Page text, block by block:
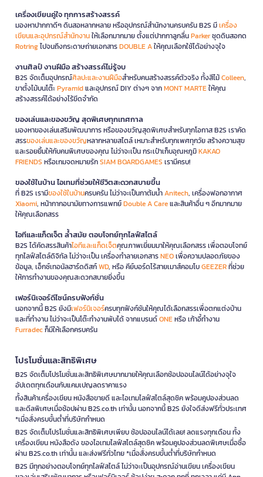
เครื่องเขียนคู่ใจ ทุกการสร้างสรรค์
มองหาปากกาดีๆ ดินสอหลากหลาย หรืออุปกรณ์สำนักงานครบครัน B2S มีเครื่อง
เขียนและอุปกรณ์สำนักงานให้เลือกมากมาย ตั้งแต่ปากกาลูกลื่นParkerชุดดินสอกด
Rotringไปจนถึงกระดาษถ่ายเอกสารDOUBLE Aให้คุณเลือกใช้ได้อย่างจุใจ
งานศิลป์ งานฝีมือ สร้างสรรค์ไม่รู้จบ
B2S จัดเต็มอุปกรณ์ศิลปะและงานฝีมือสำหรับคนสร้างสรรค์ตัวจริง ทั้งสีไม้Colleen,
ขาตั้งไม้บนโต๊ะPyramidและอุปกรณ์ DIY ต่างๆ จากMONT MARTEให้คุณ
สร้างสรรค์ได้อย่างไร้ขีดจำกัด
ของเล่นและของขวัญ สุดพิเศษทุกเทศกาล
มองหาของเล่นเสริมพัฒนาการ หรือของขวัญสุดพิเศษสำหรับทุกโอกาส B2S เราคัด
สรรของเล่นและของขวัญหลากหลายสไตล์ เหมาะสำหรับทุกเพศทุกวัย สร้างความสุข
และรอยยิ้มให้กับคนพิเศษของคุณ ไม่ว่าจะเป็น กระเป๋าเก็บอุณหภูมิKAKAO
FRIENDS หรือเกมจดหมายรักSIAM BOARDGAMES เรามีครบ!
ของใช้ในบ้าน ไอเทมที่ช่วยให้ชีวิตสะดวกสบายขึ้น
ที่ B2S เรามีของใช้ในบ้านครบครัน ไม่ว่าจะเป็นกาต้มน้ำAnitech, เครื่องฟอกอากาศ
Xiaomi, หน้ากากอนามัยทางการแพทย์Double A Careและสินค้าอื่น ๆ อีกมากมาย
ให้คุณเลือกสรร
ไอทีและแก็ดเจ็ต ล้ำสมัย ตอบโจทย์ทุกไลฟ์สไตล์
B2S ได้คัดสรรสินค้าไอทีและแก็ดเจ็ตคุณภาพเยี่ยมมาให้คุณเลือกสรร เพื่อตอบโจทย์
ทุกไลฟ์สไตล์ดิจิทัล ไม่ว่าจะเป็น เครื่องทำลายเอกสารNEOเพื่อความปลอดภัยของ
ข้อมูล, เอ็กซ์เทอนัลฮาร์ดดิสก์WD, หรือ คีย์บอร์ดไร้สายเมาส์คอมโบGEEZERที่ช่วย
ให้การทำงานของคุณสะดวกสบายยิ่งขึ้น
เฟอร์นิเจอร์ดีไซน์ครบฟังก์ชั่น
นอกจากนี้ B2S ยังมีเฟอร์นิเจอร์ครบทุกฟังก์ชันให้คุณได้เลือกสรรเพื่อตกแต่งบ้าน
และที่ทำงาน ไม่ว่าจะเป็นโต๊ะทำงานพับได้ จากแบรนด์ONEหรือ เก้าอี้ทำงาน
Furradecก็มีให้เลือกครบครัน
โปรโมชั่นและสิทธิพิเศษ
B2S จัดเต็มโปรโมชั่นและสิทธิพิเศษมากมายให้คุณเลือกช้อปออนไลน์ได้อย่างจุใจ
อัปเดตทุกเดือนกับแคมเปญลดราคาแรง
ทั้งสินค้าเครื่องเขียน หนังสือขายดี และไอเทมไลฟ์สไตล์สุดชิค พร้อมคูปองส่วนลด
และดีลพิเศษเมื่อช้อปผ่าน B2S.co.th เท่านั้น นอกจากนี้ B2S ยังใจดีส่งฟรีทั่วประเทศ
*เมื่อสั่งครบขั้นต่ำที่บริษัทกำหนด
B2S จัดเต็มโปรโมชั่นและสิทธิพิเศษเพียบ ช้อปออนไลน์ได้เลย! ลดแรงทุกเดือน ทั้ง
เครื่องเขียน หนังสือดัง ของไอเทมไลฟ์สไตล์สุดชิค พร้อมคูปองส่วนลดพิเศษเมื่อซื้อ
ผ่าน B2S.co.th เท่านั้น และส่งฟรีทั่วไทย *เมื่อสั่งครบขั้นต่ำที่บริษัทกำหนด
B2S มีทุกอย่างตอบโจทย์ทุกไลฟ์สไตล์ ไม่ว่าจะเป็นอุปกรณ์อ่านเขียน เครื่องเขียน